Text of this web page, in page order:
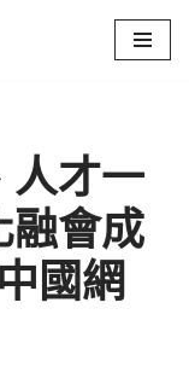
人才一
融會成
國網